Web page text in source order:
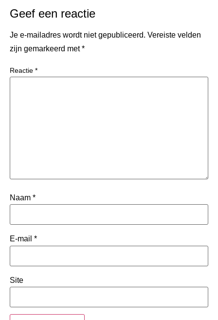
Geef een reactie
Je e-mailadres wordt niet gepubliceerd. Vereiste velden
zijn gemarkeerd met*
Reactie *
Naam *
E-mail *
Site